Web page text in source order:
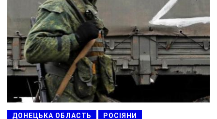
ДОНЕЦЬКА ОБЛАСТЬ РОСІЯНИ